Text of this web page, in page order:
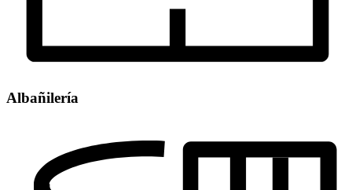
Albañilería